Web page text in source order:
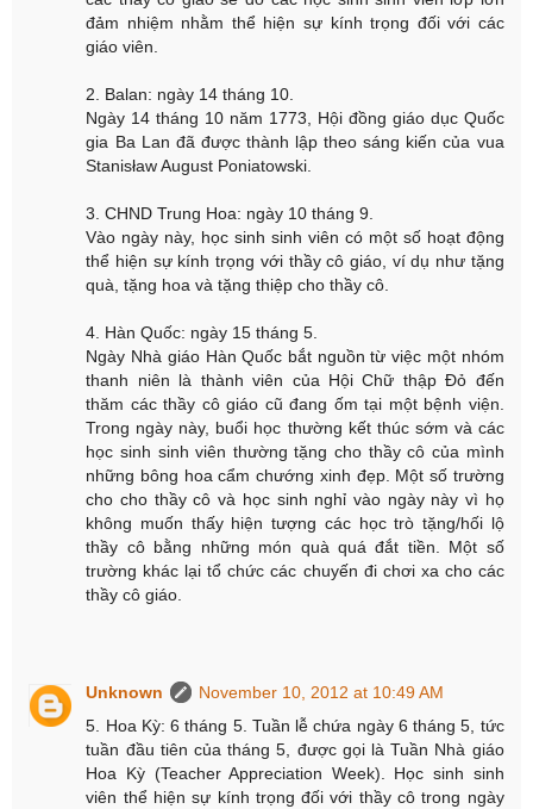
đảm nhiệm nhằm thể hiện sự kính trọng đối với các
giáo viên.
2. Balan: ngày 14 tháng 10.
Ngày 14 tháng 10 năm 1773, Hội đồng giáo dục Quốc
gia Ba Lan đã được thành lập theo sáng kiến của vua
Stanisław August Poniatowski.
3. CHND Trung Hoa: ngày 10 tháng 9.
Vào ngày này, học sinh sinh viên có một số hoạt động
thể hiện sự kính trọng với thầy cô giáo, ví dụ như tặng
quà, tặng hoa và tặng thiệp cho thầy cô.
4. Hàn Quốc: ngày 15 tháng 5.
Ngày Nhà giáo Hàn Quốc bắt nguồn từ việc một nhóm
thanh niên là thành viên của Hội Chữ thập Đỏ đến
thăm các thầy cô giáo cũ đang ốm tại một bệnh viện.
Trong ngày này, buổi học thường kết thúc sớm và các
học sinh sinh viên thường tặng cho thầy cô của mình
những bông hoa cẩm chướng xinh đẹp. Một số trường
cho cho thầy cô và học sinh nghỉ vào ngày này vì họ
không muốn thấy hiện tượng các học trò tặng/hối lộ
thầy cô bằng những món quà quá đắt tiền. Một số
trường khác lại tổ chức các chuyến đi chơi xa cho các
thầy cô giáo.
Unknown
November 10, 2012 at 10:49 AM
5. Hoa Kỳ: 6 tháng 5. Tuần lễ chứa ngày 6 tháng 5, tức
tuần đầu tiên của tháng 5, được gọi là Tuần Nhà giáo
Hoa Kỳ (Teacher Appreciation Week). Học sinh sinh
viên thể hiện sự kính trọng đối với thầy cô trong ngày